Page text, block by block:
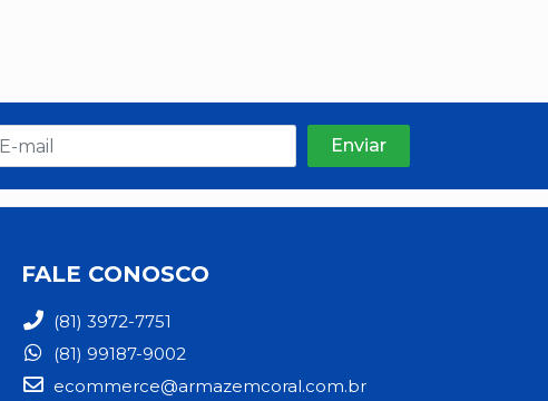
FALE CONOSCO
(81) 3972-7751
(81) 99187-9002
ecommerce@armazemcoral.com.br